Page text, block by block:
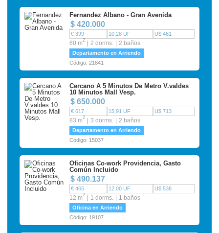
Fernandez Albano - Gran Avenida
$ 420.000
€ 399 10,28 UF U$ 461
60 m2 2 dorms. 2 baños
Departamento en Arriendo
Código: 21841
Cercano A 5 Minutos De Metro V.valdes
10 Minutos Mall Vesp.
$ 650.000
€ 617 15,91 UF U$ 713
83 m2 3 dorms. 2 baños
Departamento en Arriendo
Código: 15037
Oficinas Co-work Providencia, Gasto
Común Incluido
$ 490.137
€ 465 12,00 UF U$ 538
12 m2 1 dorms. 1 baños
Oficina en Arriendo
Código: 19107